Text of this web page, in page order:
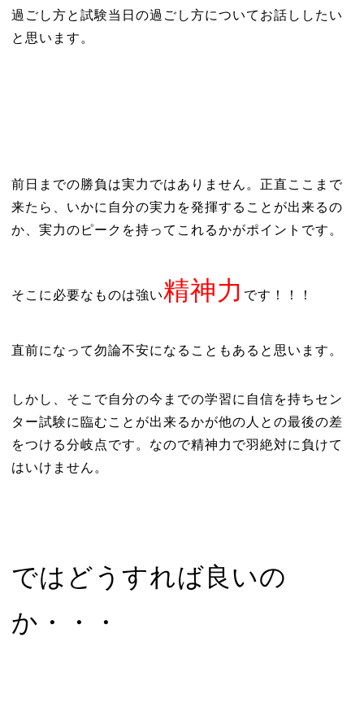
過ごし方と試験当日の過ごし方についてお話ししたい
と思います。
前日までの勝負は実力ではありません。正直ここまで
来たら、いかに自分の実力を発揮することが出来るの
か、実力のピークを持ってこれるかがポイントです。
そこに必要なものは強い精神力 です！！！
直前になって勿論不安になることもあると思います。
しかし、そこで自分の今までの学習に自信を持ちセン
ター試験に臨むことが出来るかが他の人との最後の差
をつける分岐点です。なので精神力で羽絶対に負けて
はいけません。
ではどうすれば良いの
か・・・